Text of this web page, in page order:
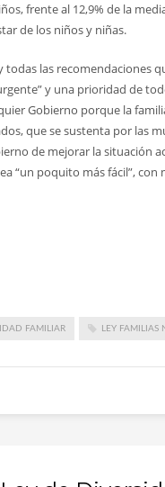
frente al 12,9% de la
de los niños y niñas.
las recomendaciones
y una prioridad de
Gobierno porque la
que se sustenta por las
de mejorar la situación
“un poquito más fácil”,
FAMILIAR LEY FAMILIAS